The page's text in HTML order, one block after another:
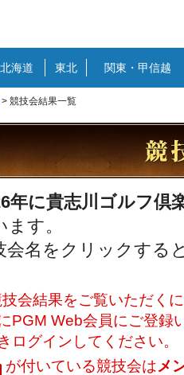
北海道 東北 関東・甲信越
> 競技会結果一覧
年に貴志川ゴルフ倶
ます。
会名をクリックする
会結果をご覧いただく
PGM Web会員にご登録
ログインしてください。
が付いている競技会はメ